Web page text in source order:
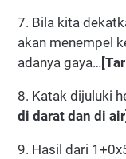
7. Bila kita
akan menempel
adanya gaya…
8. Katak dijuluki
di darat dan di air]
9. Hasil dari